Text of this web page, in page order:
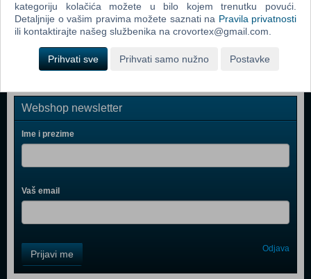
Peppa Pig - Family Home (N)
Peppa Pig - Sleepover Peppa 25 cm (905-06926) (N)
Webshop newsletter
Ime i prezime
Vaš email
Field
One
Prijavi me Odjava
kategoriju kolačića možete u bilo kojem trenutku povući.
Detaljnije o vašim pravima možete saznati na Pravila privatnosti
ili kontaktirajte našeg službenika na crovortex@gmail.com.
Prihvati sve Prihvati samo nužno Postavke